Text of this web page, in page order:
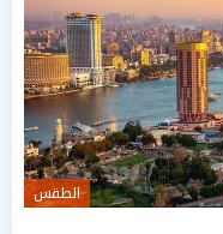
الطقس